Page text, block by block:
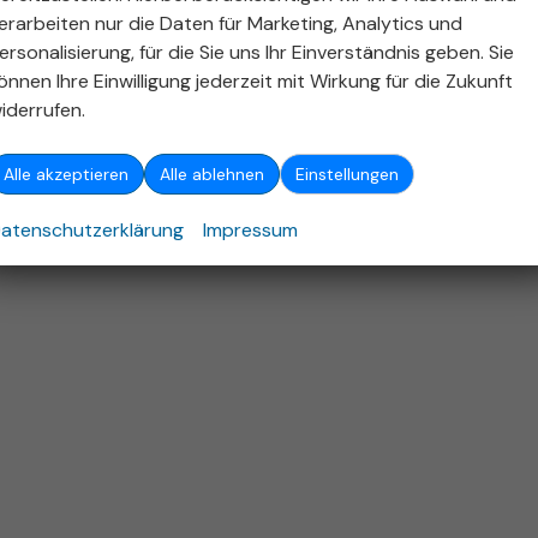
Autohaus Stieber GmbH,Emerholzweg 5 ,70439Stuttgart,+49 (711)
nur die Daten für Marketing, Analytics und
für die Sie uns Ihr Einverständnis geben. Sie
Ihre Einwilligung jederzeit mit Wirkung für die Zukunft
Alle akzeptieren Alle ablehnen Einstellungen
Impressum